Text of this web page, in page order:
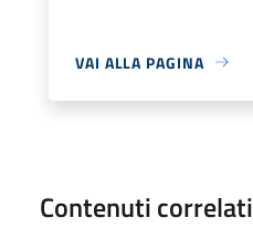
VAI ALLA PAGINA
Contenuti correlati